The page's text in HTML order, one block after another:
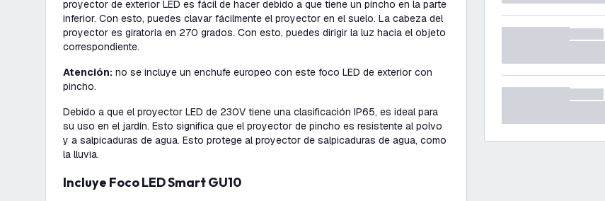
proyector de exterior LED es fácil de hacer debido a que tiene un pincho en la parte
inferior. Con esto, puedes clavar fácilmente el proyector en el suelo. La cabeza del
proyector es giratoria en 270 grados. Con esto, puedes dirigir la luz hacia el objeto
correspondiente.
Atención: no se incluye un enchufe europeo con este foco LED de exterior con
pincho.
Debido a que el proyector LED de 230V tiene una clasificación IP65, es ideal para
su uso en el jardín. Esto significa que el proyector de pincho es resistente al polvo
y a salpicaduras de agua. Esto protege al proyector de salpicaduras de agua, como
la lluvia.
Incluye Foco LED Smart GU10